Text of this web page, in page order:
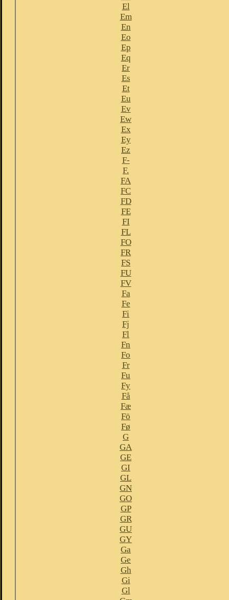
El
Em
En
Eo
Ep
Eq
Er
Es
Et
Eu
Ev
Ew
Ex
Ey
Ez
F-
F.
FA
FC
FD
FE
FI
FL
FO
FR
FS
FU
FV
Fa
Fe
Fi
Fj
Fl
Fn
Fo
Fr
Fu
Fy
Få
Fæ
Fö
Fø
G
GA
GE
GI
GL
GN
GO
GP
GR
GU
GY
Ga
Ge
Gh
Gi
Gl